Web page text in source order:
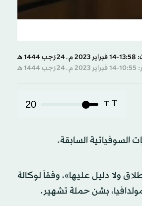
هـ
هـ
T
T
20
السوفياتية السابقة.
ولا دليل عليها»، وفقاً لوكالة
ومولدافيا، بشن حملة تشهير.